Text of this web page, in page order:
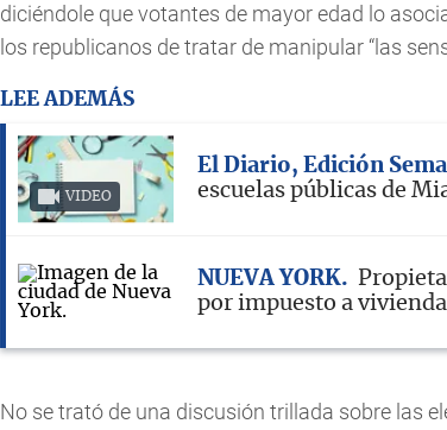
diciéndole que votantes de mayor edad lo
los republicanos de tratar de manipular “las
LEE ADEMÁS
VIDEO
El Diario, Edición
escuelas públicas de
NUEVA YORK
por impuesto a
No se trató de una discusión trillada sobre las